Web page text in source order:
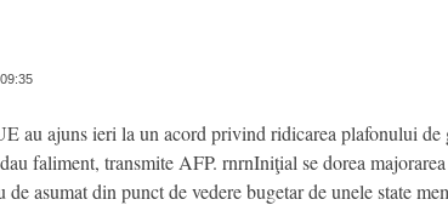
au ajuns ieri la un acord privind ridicarea plafonului de
faliment, transmite AFP. rnrnIniţial se dorea
asumat din punct de vedere bugetar de unele state